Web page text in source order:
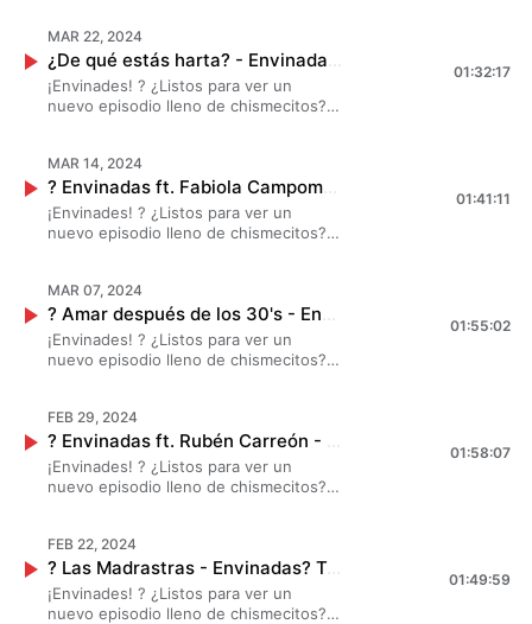
contaron todo sobre las "Cuñadas
Tóxicas". ? ?✨ ¡Esto se va a poner
bueno! ?
MAR 22, 2024
¡Envinades! ? ¿Listos para ver un
nuevo episodio lleno de chismecitos? ?
contaron todo sobre "¿De qué estás
harta?". ? ?✨ ¡Esto se va a poner
bueno! ?
01:32:17
MAR 14, 2024
¡Envinades! ? ¿Listos para ver un
nuevo episodio lleno de chismecitos? ?
contaron todo sobre "Amores
Prohibidos" no te pierdas este episodio
con #FabiolaCampomanes ? ?✨ ¡Esto
se va a poner bueno! ?
01:41:11
MAR 07, 2024
¡Envinades! ? ¿Listos para ver un
nuevo episodio lleno de chismecitos? ?
contaron todo sobre "Amar después de
los 30's". ? ?✨
01:55:02
FEB 29, 2024
¡Envinades! ? ¿Listos para ver un
nuevo episodio lleno de chismecitos? ?
contaron todo sobre "Círculo vicioso de
las emociones". ? ?✨ ¡Esto se va a
poner bueno! ?
01:58:07
FEB 22, 2024
¡Envinades! ? ¿Listos para ver un
nuevo episodio lleno de chismecitos? ?
01:49:59